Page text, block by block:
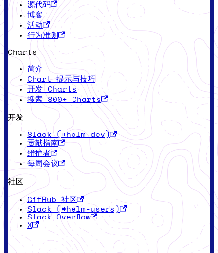
源代码
博客
活动
行为准则
Charts
简介
Chart 提示与技巧
开发 Charts
搜索 800+ Charts
开发
Slack (#helm-dev)
贡献指南
维护者
每周会议
社区
GitHub 社区
Slack (#helm-users)
Stack Overflow
X